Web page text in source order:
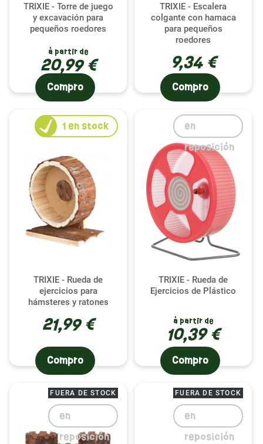
TRIXIE - Torre de juego
y excavación para
pequeños roedores
à partir de
20,99 €
Compro
TRIXIE - Escalera
colgante con hamaca
para pequeños
roedores
9,34 €
Compro
TRIXIE - Rueda de
ejercicios para
hámsteres y ratones
21,99 €
1en stock
Compro
TRIXIE - Rueda de
Ejercicios de Plástico
à partir de
10,39 €
en
reposición
Compro
FUERA DE STOCK
en
reposición
FUERA DE STOCK
en
reposición